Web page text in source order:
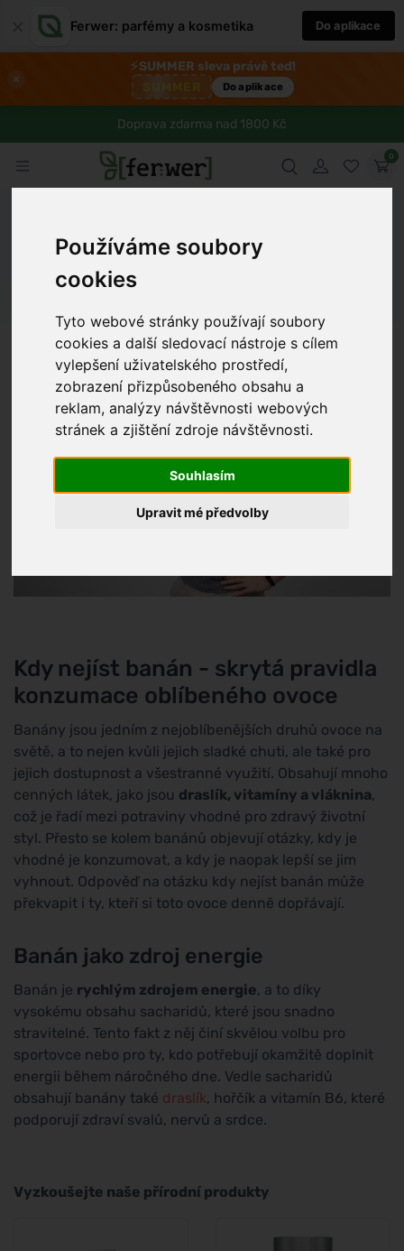
Používáme soubory
cookies
Tyto webové stránky používají soubory
cookies a další sledovací nástroje s cílem
vylepšení uživatelského prostředí,
zobrazení přizpůsobeného obsahu a
reklam, analýzy návštěvnosti webových
stránek a zjištění zdroje návštěvnosti.
Souhlasím
Upravit mé předvolby
Ferwer: parfémy a kosmetika Do aplikace
×
⚡SUMMER sleva právě teď!
Do aplikace
Doprava zdarma nad 1800 Kč
0
vyhnout?
Petr Novák 6 min 8.1.2025
Kdy nejíst banán - skrytá pravidla
konzumace oblíbeného ovoce
Banány jsou jedním z nejoblíbenějších druhů ovoce na
světě, a to nejen kvůli jejich sladké chuti, ale také pro
jejich dostupnost a všestranné využití. Obsahují mnoho
cenných látek, jako jsou draslík, vitamíny a vláknina,
což je řadí mezi potraviny vhodné pro zdravý životní
styl. Přesto se kolem banánů objevují otázky, kdy je
vhodné je konzumovat, a kdy je naopak lepší se jim
vyhnout. Odpověď na otázku kdy nejíst banán může
překvapit i ty, kteří si toto ovoce denně dopřávají.
Banán jako zdroj energie
Banán je rychlým zdrojem energie, a to díky
vysokému obsahu sacharidů, které jsou snadno
stravitelné. Tento fakt z něj činí skvělou volbu pro
sportovce nebo pro ty, kdo potřebují okamžitě doplnit
energii během náročného dne. Vedle sacharidů
obsahují banány také draslík, hořčík a vitamín B6, které
podporují zdraví svalů, nervů a srdce.
Vyzkoušejte naše přírodní produkty